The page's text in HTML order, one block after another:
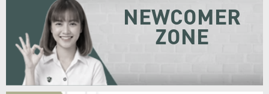
NEWCOMER
ZONE